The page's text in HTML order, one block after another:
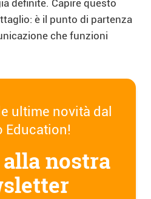
definite. Capire questo
è il punto di partenza
che funzioni
ultime novità dal
Education!
nostra